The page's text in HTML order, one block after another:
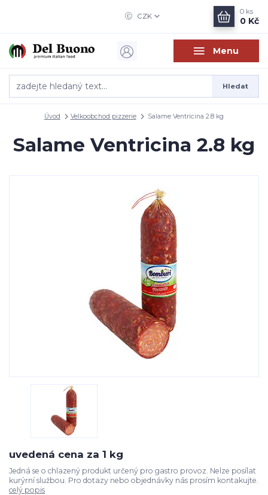
Menu
CZK
Hledat
0 ks
0 Kč
Úvod Velkoobchod pizzerie Salame Ventricina 2.8 kg
Salame Ventricina 2.8 kg
uvedená cena za 1 kg
Jedná se o chlazený produkt určený pro gastro provoz. Nelze posílat
kurýrní službou. Pro dotazy nebo objednávky nás prosím kontakujte.
celý popis